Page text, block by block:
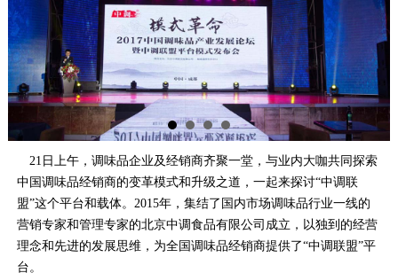
21日上午，调味品企业及经销商齐聚一堂，与业内大咖共同探索
中国调味品经销商的变革模式和升级之道，一起来探讨“中调联
盟”这个平台和载体。2015年，集结了国内市场调味品行业一线的
营销专家和管理专家的北京中调食品有限公司成立，以独到的经营
理念和先进的发展思维，为全国调味品经销商提供了“中调联盟”平
台。